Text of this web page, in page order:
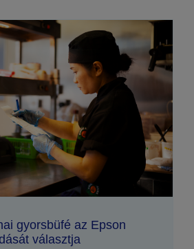
gyorsbüfé az Epson
választja